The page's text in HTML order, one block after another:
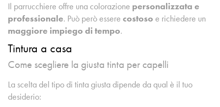
Il parrucchiere offre una colorazione personalizzata e
professionale. Può però essere costoso e richiedere un
maggiore impiego di tempo.
Tintura a casa
Come scegliere la giusta tinta per capelli
La scelta del tipo di tinta giusta dipende da qual è il tuo
desiderio: